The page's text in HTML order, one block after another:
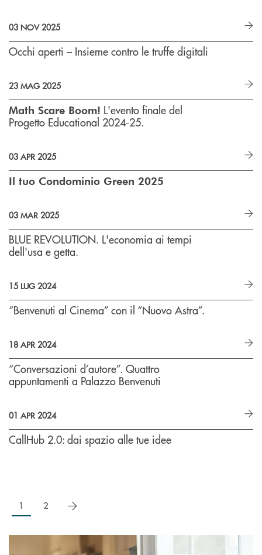
03 NOV 2025
Occhi aperti – Insieme contro le truffe digitali
23 MAG 2025
Math Scare Boom! L'evento finale del
Progetto Educational 2024-25.
03 APR 2025
Il tuo Condominio Green 2025
03 MAR 2025
BLUE REVOLUTION. L'economia ai tempi
dell'usa e getta.
15 LUG 2024
“Benvenuti al Cinema” con il “Nuovo Astra”.
18 APR 2024
“Conversazioni d’autore”. Quattro
appuntamenti a Palazzo Benvenuti
01 APR 2024
CallHub 2.0: dai spazio alle tue idee
1 2 successivo